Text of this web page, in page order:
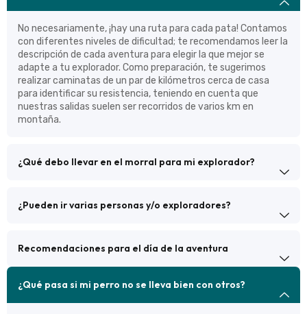
No necesariamente, ¡hay una ruta para cada pata! Contamos
con diferentes niveles de dificultad; te recomendamos leer la
descripción de cada aventura para elegir la que mejor se
adapte a tu explorador. Como preparación, te sugerimos
realizar caminatas de un par de kilómetros cerca de casa
para identificar su resistencia, teniendo en cuenta que
nuestras salidas suelen ser recorridos de varios km en
montaña.
¿Qué debo llevar en el morral para mi explorador?
¿Pueden ir varias personas y/o exploradores?
Recomendaciones para el día de la aventura
¿Qué pasa si mi perro no se lleva bien con otros?